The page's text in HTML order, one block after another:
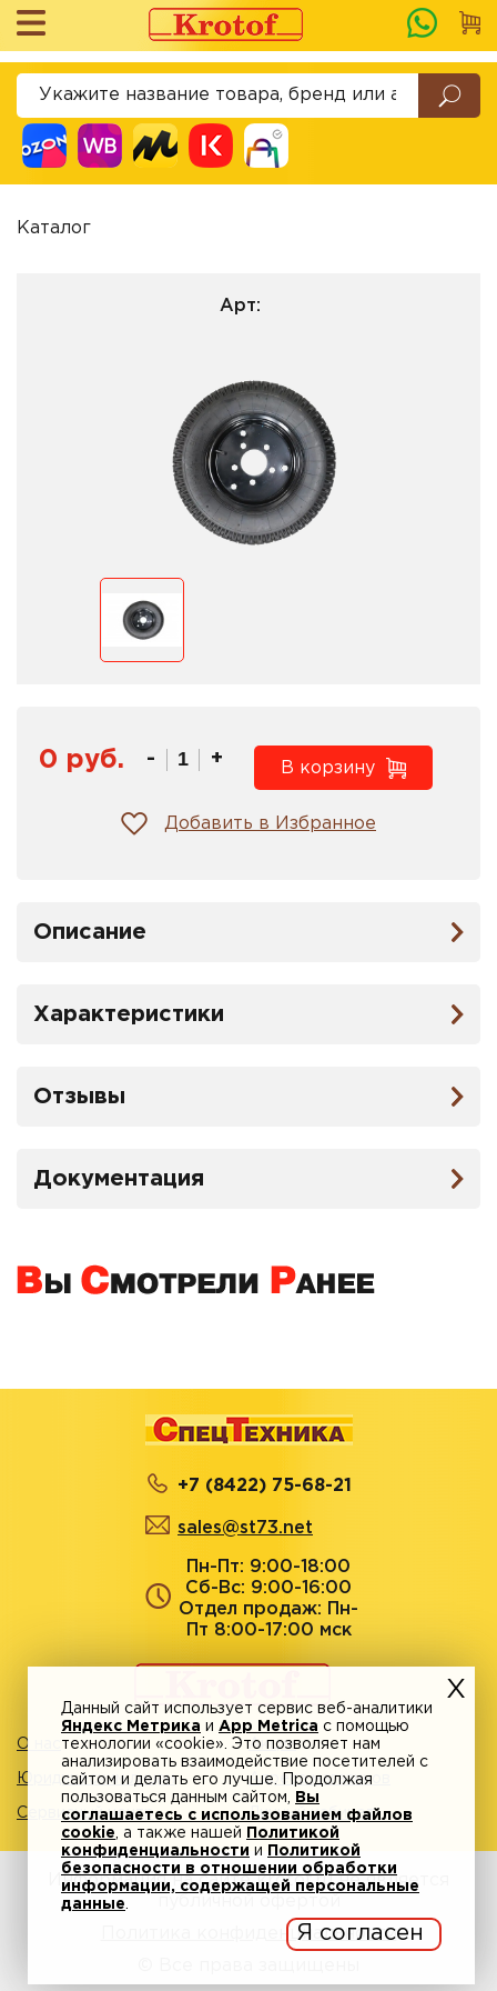
Каталог
Арт:
0 руб. - + В корзину
Добавить в Избранное
Описание
Характеристики
Отзывы
Документация
+7 (8422) 75-68-21
sales@st73.net
Пн-Пт: 9:00-18:00
Сб-Вс: 9:00-16:00
Отдел продаж: Пн-
Пт 8:00-17:00 мск
О нас Акции
Юридическим лицам Адреса магазинов
Сервисный центр Личный кабинет
Информация на сайте krotof.ru не является
Политика конфиденциальности
Данный сайт использует сервис веб-аналитики
Яндекс Метрика и App Metrica с помощью
технологии «cookie». Это позволяет нам
анализировать взаимодействие посетителей с
сайтом и делать его лучше. Продолжая
пользоваться данным сайтом,
Вы
соглашаетесь с использованием файлов
cookie , а также нашей
Политикой
конфиденциальности и
Политикой
безопасности в отношении обработки
информации, содержащей персональные
данные
Я согласен